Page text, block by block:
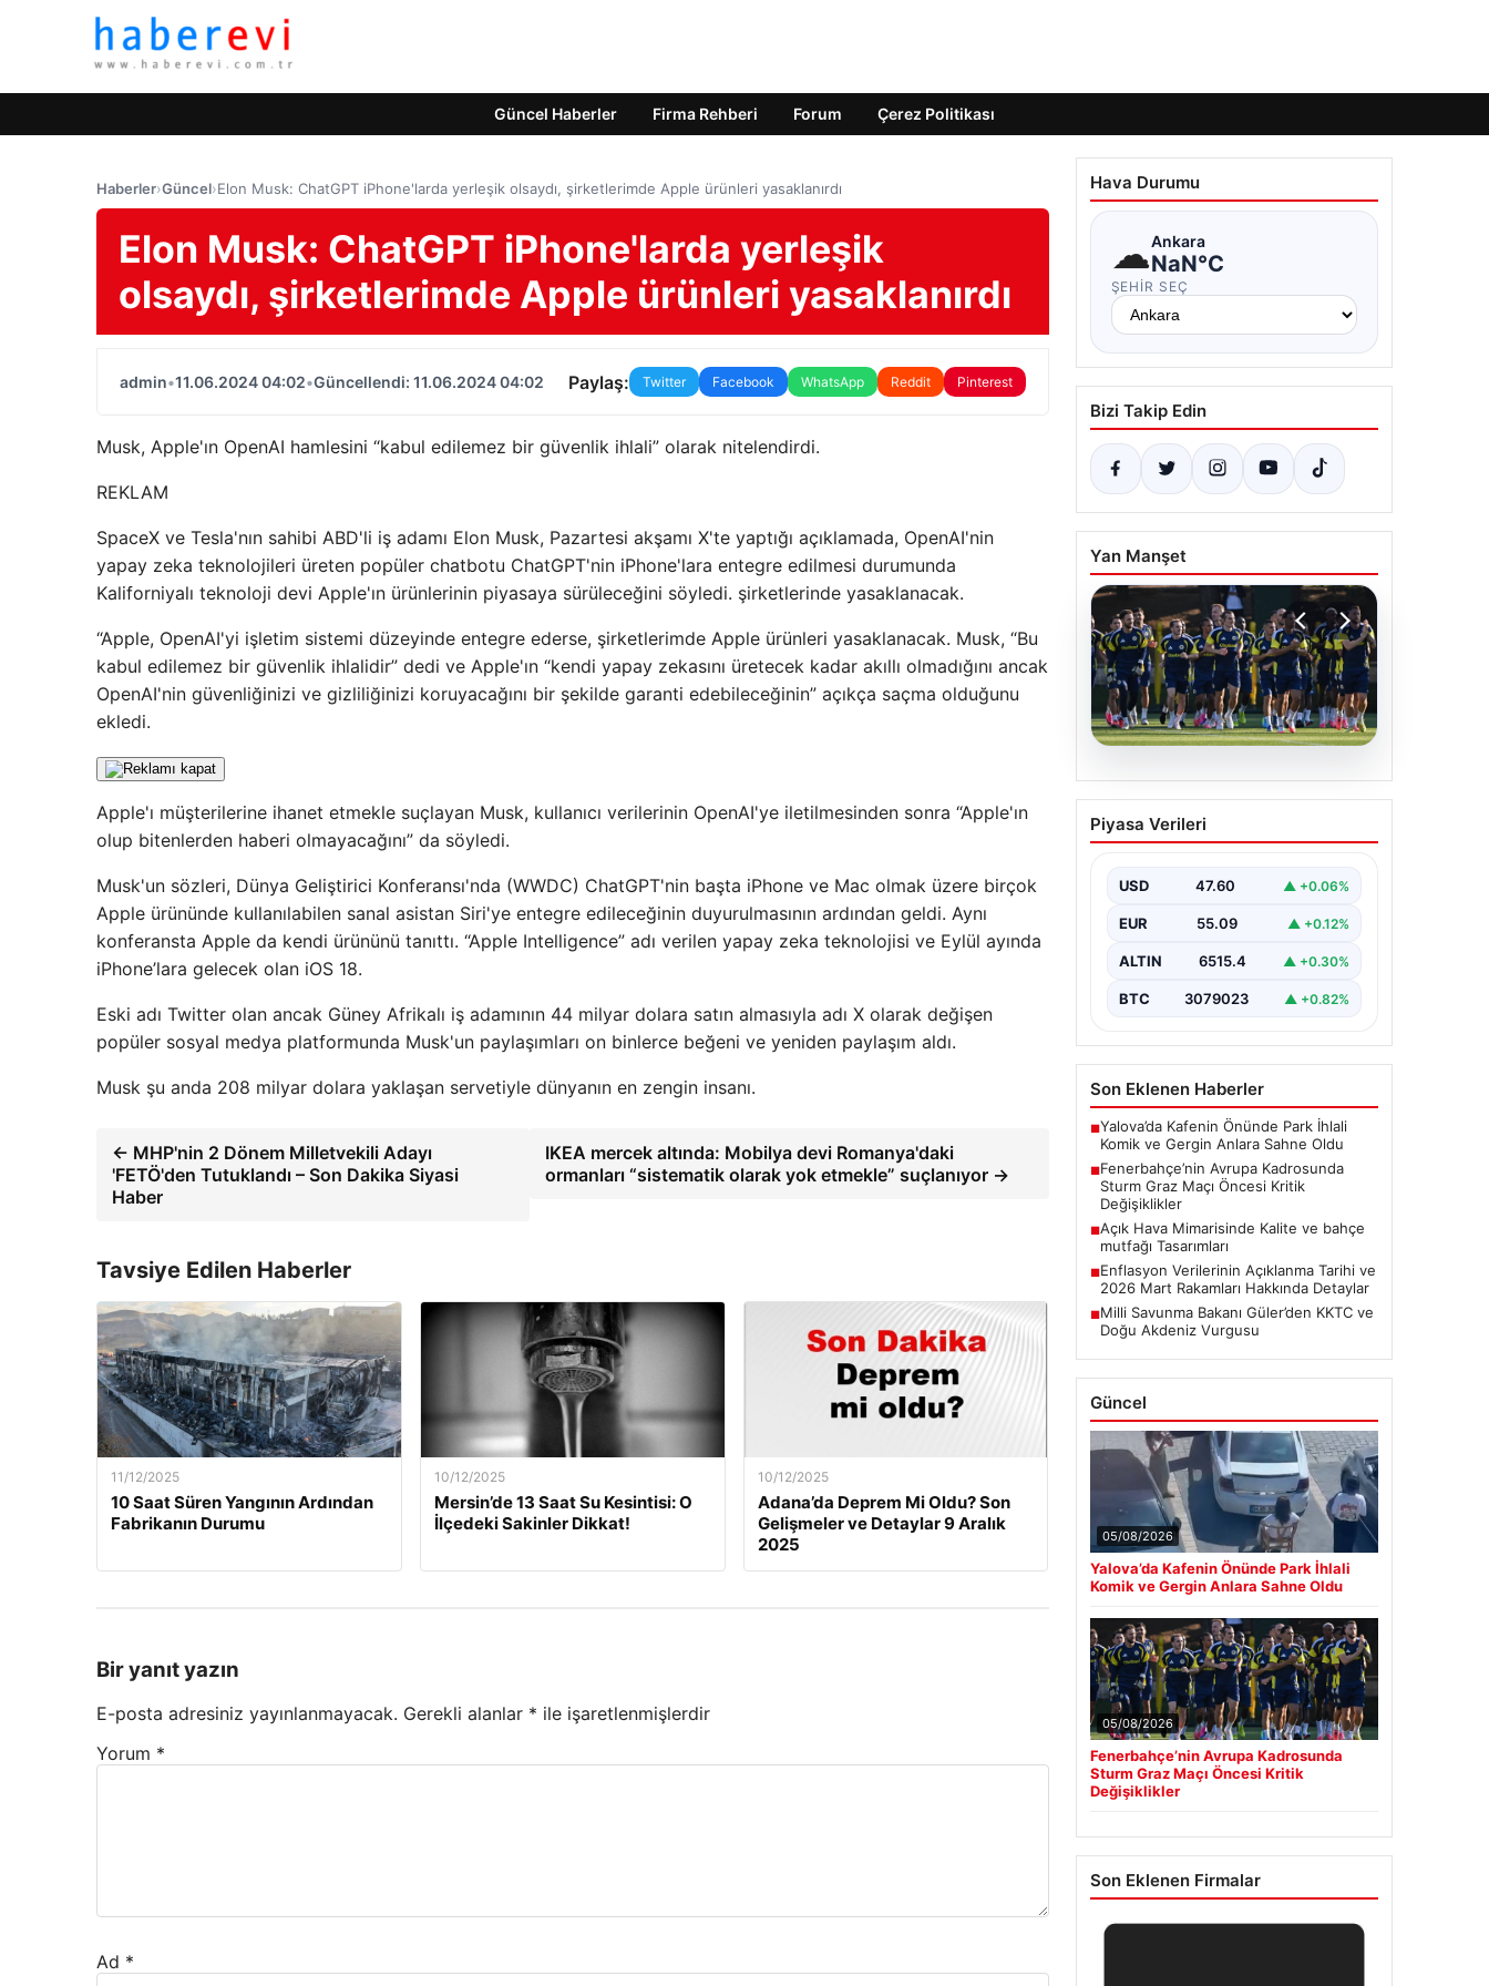
Güncel Haberler Firma Rehberi Forum Çerez Politikası
Haberler›Güncel›Elon Musk: ChatGPT iPhone'larda yerleşik olsaydı, şirketlerimde Apple ürünleri yasaklanırdı
Elon Musk: ChatGPT iPhone'larda yerleşik
olsaydı, şirketlerimde Apple ürünleri yasaklanırdı
admin•11.06.2024 04:02•Güncellendi: 11.06.2024 04:02 Paylaş: Twitter Facebook WhatsApp Reddit Pinterest
Musk, Apple'ın OpenAI hamlesini “kabul edilemez bir güvenlik ihlali” olarak nitelendirdi.
REKLAM
SpaceX ve Tesla'nın sahibi ABD'li iş adamı Elon Musk, Pazartesi akşamı X'te yaptığı açıklamada, OpenAI'nin
yapay zeka teknolojileri üreten popüler chatbotu ChatGPT'nin iPhone'lara entegre edilmesi durumunda
Kaliforniyalı teknoloji devi Apple'ın ürünlerinin piyasaya sürüleceğini söyledi. şirketlerinde yasaklanacak.
“Apple, OpenAI'yi işletim sistemi düzeyinde entegre ederse, şirketlerimde Apple ürünleri yasaklanacak. Musk, “Bu
kabul edilemez bir güvenlik ihlalidir” dedi ve Apple'ın “kendi yapay zekasını üretecek kadar akıllı olmadığını ancak
OpenAI'nin güvenliğinizi ve gizliliğinizi koruyacağını bir şekilde garanti edebileceğinin” açıkça saçma olduğunu
ekledi.
Apple'ı müşterilerine ihanet etmekle suçlayan Musk, kullanıcı verilerinin OpenAI'ye iletilmesinden sonra “Apple'ın
olup bitenlerden haberi olmayacağını” da söyledi.
Musk'un sözleri, Dünya Geliştirici Konferansı'nda (WWDC) ChatGPT'nin başta iPhone ve Mac olmak üzere birçok
Apple ürününde kullanılabilen sanal asistan Siri'ye entegre edileceğinin duyurulmasının ardından geldi. Aynı
konferansta Apple da kendi ürününü tanıttı. “Apple Intelligence” adı verilen yapay zeka teknolojisi ve Eylül ayında
iPhone’lara gelecek olan iOS 18.
Eski adı Twitter olan ancak Güney Afrikalı iş adamının 44 milyar dolara satın almasıyla adı X olarak değişen
popüler sosyal medya platformunda Musk'un paylaşımları on binlerce beğeni ve yeniden paylaşım aldı.
Musk şu anda 208 milyar dolara yaklaşan servetiyle dünyanın en zengin insanı.
← MHP'nin 2 Dönem Milletvekili Adayı
'FETÖ'den Tutuklandı – Son Dakika Siyasi
Haber
IKEA mercek altında: Mobilya devi Romanya'daki
ormanları “sistematik olarak yok etmekle” suçlanıyor →
Tavsiye Edilen Haberler
11/12/2025
10 Saat Süren Yangının Ardından
Fabrikanın Durumu
10/12/2025
Mersin’de 13 Saat Su Kesintisi: O
İlçedeki Sakinler Dikkat!
10/12/2025
Adana’da Deprem Mi Oldu? Son
Gelişmeler ve Detaylar 9 Aralık
2025
Bir yanıt yazın
E-posta adresiniz yayınlanmayacak. Gerekli alanlar * ile işaretlenmişlerdir
Yorum *
Ad *
Hava Durumu
☁Ankara
NaN°C
ŞEHIR SEÇ
Bizi Takip Edin
Yan Manşet
05.08.2026
Fenerbahçe’nin Avrupa
Kadrosunda Sturm Graz
Değişiklikler
Fenerbahçe, UEFA Şampiyonlar
Ligi 3. eleme turu ilk maçında
yarın Sturm Graz takımıyla
karşılaşmaya…
Piyasa Verileri
USD 47.60 ▲ +0.06%
EUR 55.09 ▲ +0.12%
ALTIN 6515.4 ▲ +0.30%
BTC 3079023 ▲ +0.82%
Son Eklenen Haberler
■Yalova’da Kafenin Önünde Park İhlali
Komik ve Gergin Anlara Sahne Oldu
■Fenerbahçe’nin Avrupa Kadrosunda
Sturm Graz Maçı Öncesi Kritik
Değişiklikler
■Açık Hava Mimarisinde Kalite ve bahçe
mutfağı Tasarımları
■Enflasyon Verilerinin Açıklanma Tarihi ve
2026 Mart Rakamları Hakkında Detaylar
■Milli Savunma Bakanı Güler’den KKTC ve
Doğu Akdeniz Vurgusu
Güncel
05/08/2026
Yalova’da Kafenin Önünde Park İhlali
Komik ve Gergin Anlara Sahne Oldu
05/08/2026
Fenerbahçe’nin Avrupa Kadrosunda
Sturm Graz Maçı Öncesi Kritik
Değişiklikler
Son Eklenen Firmalar